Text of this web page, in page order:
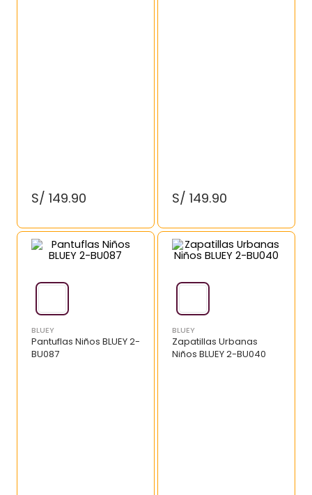
S/ 149.90 S/ 149.90
BLUEY
Pantuflas Niños BLUEY 2-
BU087
BLUEY
Zapatillas Urbanas
Niños BLUEY 2-BU040